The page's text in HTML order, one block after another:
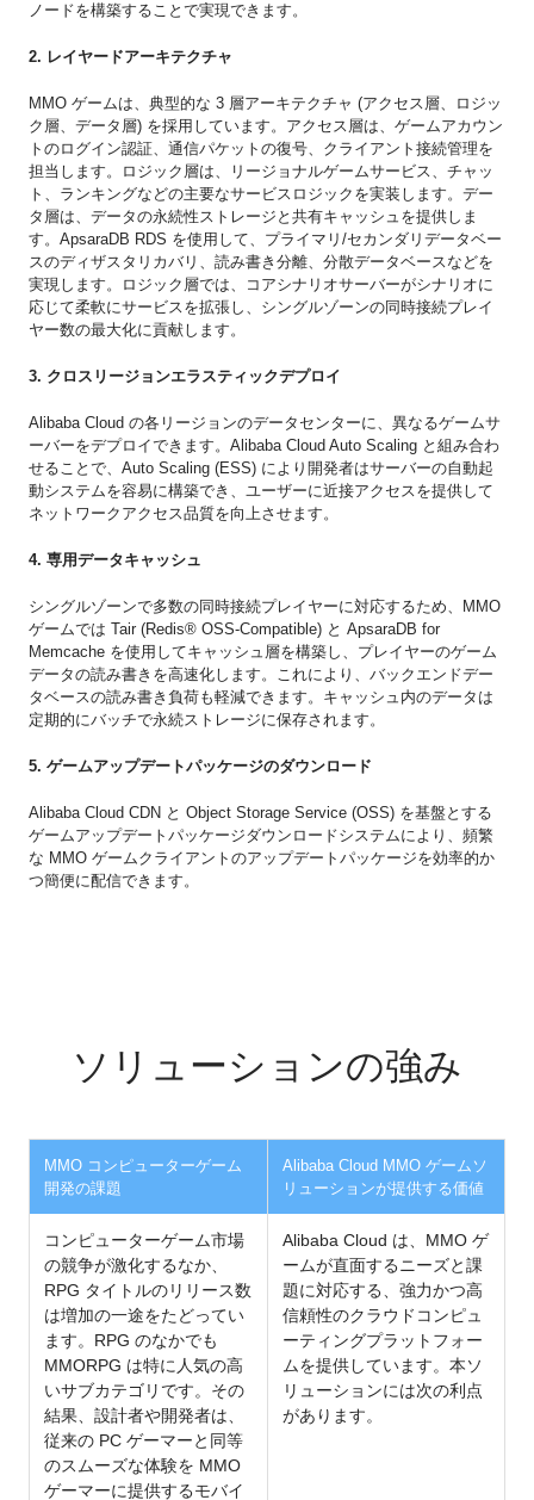
ノードを構築することで実現できます。
2. レイヤードアーキテクチャ
MMO ゲームは、典型的な 3 層アーキテクチャ (アクセス層、ロジッ
ク層、データ層) を採用しています。アクセス層は、ゲームアカウン
トのログイン認証、通信パケットの復号、クライアント接続管理を
担当します。ロジック層は、リージョナルゲームサービス、チャッ
ト、ランキングなどの主要なサービスロジックを実装します。デー
タ層は、データの永続性ストレージと共有キャッシュを提供しま
す。ApsaraDB RDS を使用して、プライマリ/セカンダリデータベー
スのディザスタリカバリ、読み書き分離、分散データベースなどを
実現します。ロジック層では、コアシナリオサーバーがシナリオに
応じて柔軟にサービスを拡張し、シングルゾーンの同時接続プレイ
ヤー数の最大化に貢献します。
3. クロスリージョンエラスティックデプロイ
Alibaba Cloud の各リージョンのデータセンターに、異なるゲームサ
ーバーをデプロイできます。Alibaba Cloud Auto Scaling と組み合わ
せることで、Auto Scaling (ESS) により開発者はサーバーの自動起
動システムを容易に構築でき、ユーザーに近接アクセスを提供して
ネットワークアクセス品質を向上させます。
4. 専用データキャッシュ
シングルゾーンで多数の同時接続プレイヤーに対応するため、MMO
ゲームでは Tair (Redis® OSS-Compatible) と ApsaraDB for
Memcache を使用してキャッシュ層を構築し、プレイヤーのゲーム
データの読み書きを高速化します。これにより、バックエンドデー
タベースの読み書き負荷も軽減できます。キャッシュ内のデータは
定期的にバッチで永続ストレージに保存されます。
5. ゲームアップデートパッケージのダウンロード
Alibaba Cloud CDN と Object Storage Service (OSS) を基盤とする
ゲームアップデートパッケージダウンロードシステムにより、頻繁
な MMO ゲームクライアントのアップデートパッケージを効率的か
つ簡便に配信できます。
ソリューションの強み
MMO コンピューターゲーム
開発の課題
Alibaba Cloud MMO ゲームソ
リューションが提供する価値
コンピューターゲーム市場
の競争が激化するなか、
RPG タイトルのリリース数
は増加の一途をたどってい
ます。RPG のなかでも
MMORPG は特に人気の高
いサブカテゴリです。その
結果、設計者や開発者は、
従来の PC ゲーマーと同等
のスムーズな体験を MMO
ゲーマーに提供するモバイ
Alibaba Cloud は、MMO ゲ
ームが直面するニーズと課
題に対応する、強力かつ高
信頼性のクラウドコンピュ
ーティングプラットフォー
ムを提供しています。本ソ
リューションには次の利点
があります。